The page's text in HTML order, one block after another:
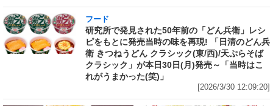
フード
研究所で発見された50年前の「どん兵衛」レシ
ピをもとに発売当時の味を再現! 「日清のどん兵
衛 きつねうどん クラシック(東/西)/天ぷらそば
クラシック」が本日30日(月)発売～「当時はこ
れがうまかった(笑)」
[2026/3/30 12:09:20]